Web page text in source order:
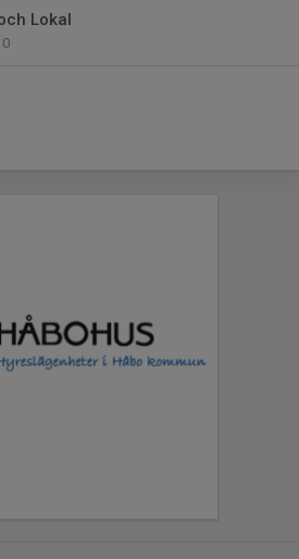
Lokal
0